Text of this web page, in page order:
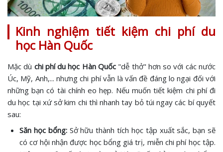
Kinh nghiệm tiết kiệm chi phí du
học Hàn Quốc
Mặc dù chi phí du học Hàn Quốc "dễ thở" hơn so với các nước
Úc, Mỹ, Anh,... nhưng chi phí vẫn là vấn đề đáng lo ngại đối với
những bạn có tài chính eo hẹp. Nếu muốn tiết kiệm chi phí đi
du học tại xứ sở kim chi thì nhanh tay bỏ túi ngay các bí quyết
sau:
Săn học bổng:Sở hữu thành tích học tập xuất sắc, bạn sẽ
có cơ hội nhận được học bổng giá trị, miễn chi phí học tập.